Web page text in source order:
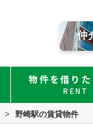
仲
物件を借り
RENT
> 野崎駅の賃貸物件